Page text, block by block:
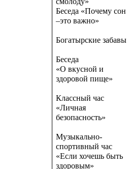
Беседа «Почему сон
–это важно»
Богатырские забавы
Беседа
«О вкусной и
здоровой пище»
Классный час
«Личная
безопасность»
Музыкально-
спортивный час
«Если хочешь быть
здоровым»